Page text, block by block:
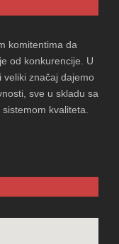
komitentima da
od konkurencije. U
veliki značaj dajemo
sve u skladu sa
kvaliteta.